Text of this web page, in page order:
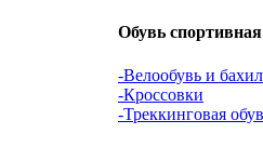
Обувь спортивная
-Велообувь и
-Кроссовки
-Треккинговая